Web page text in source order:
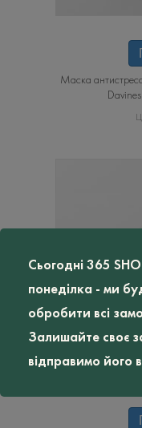
Сьогодні 365
понеділка - ми
обробити всі
Залишайте своє
відправимо його
Маска